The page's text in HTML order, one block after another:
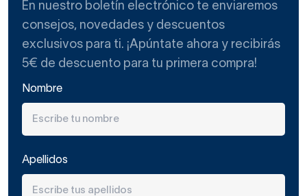
En nuestro boletín electrónico te enviaremos
consejos, novedades y descuentos
exclusivos para ti. ¡Apúntate ahora y recibirás
5€ de descuento para tu primera compra!
Nombre
Apellidos